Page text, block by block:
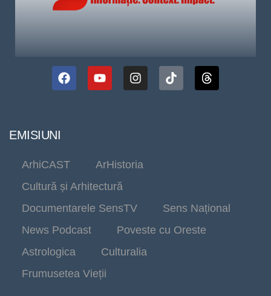
EMISIUNI
ArhiCAST
ArHistoria
Cultură și Arhitectură
Documentarele SensTV
Sens Național
News Podcast
Poveste cu Oreste
Astrologica
Culturalia
Frumusetea Vieții